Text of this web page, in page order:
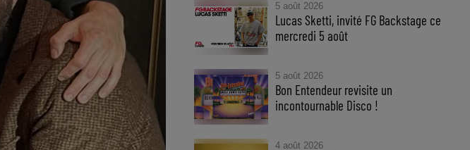
5 août 2026
Lucas Sketti, invité FG Backstage ce
mercredi 5 août
5 août 2026
Bon Entendeur revisite un
incontournable Disco !
4 août 2026